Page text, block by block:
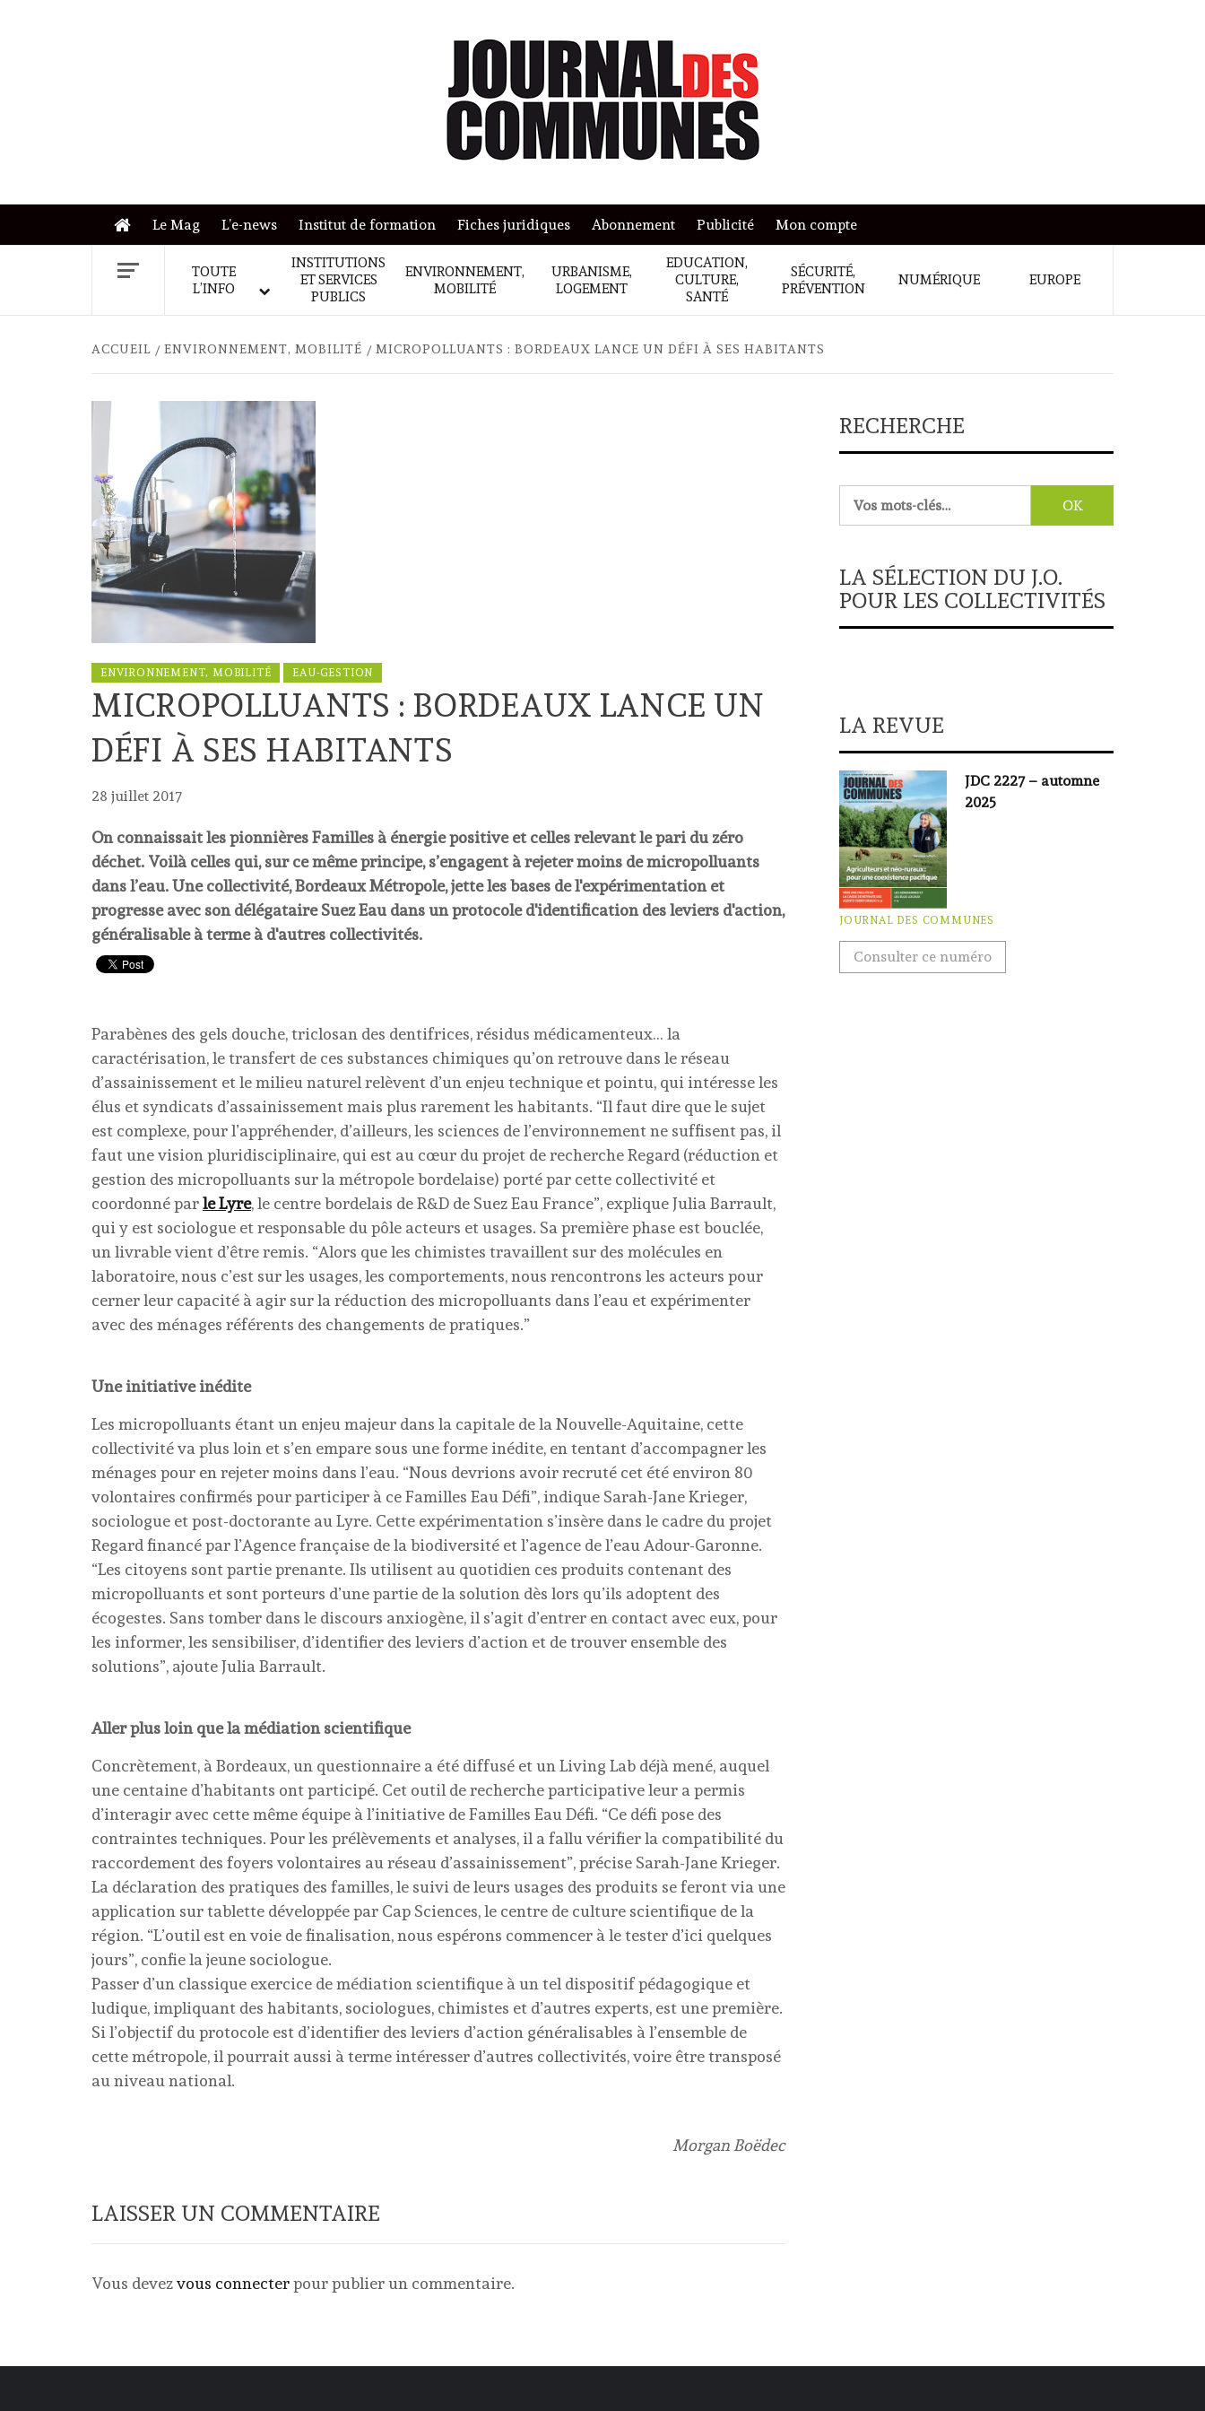
Le Mag L’e-news Institut de formation Fiches juridiques Abonnement Publicité Mon compte
TOUTE
L’INFO
INSTITUTIONS
ET SERVICES
PUBLICS
ENVIRONNEMENT,
MOBILITÉ
URBANISME,
LOGEMENT
EDUCATION,
CULTURE,
SANTÉ
SÉCURITÉ,
PRÉVENTION
NUMÉRIQUE EUROPE
ACCUEIL ENVIRONNEMENT, MOBILITÉ MICROPOLLUANTS : BORDEAUX LANCE UN DÉFI À SES HABITANTS
ENVIRONNEMENT, MOBILITÉ EAU-GESTION
MICROPOLLUANTS : BORDEAUX LANCE UN
DÉFI À SES HABITANTS
28 juillet 2017
On connaissait les pionnières Familles à énergie positive et celles relevant le pari du zéro
déchet. Voilà celles qui, sur ce même principe, s’engagent à rejeter moins de micropolluants
dans l’eau. Une collectivité, Bordeaux Métropole, jette les bases de l'expérimentation et
progresse avec son délégataire Suez Eau dans un protocole d'identification des leviers d'action,
généralisable à terme à d'autres collectivités.
Parabènes des gels douche, triclosan des dentifrices, résidus médicamenteux… la
caractérisation, le transfert de ces substances chimiques qu’on retrouve dans le réseau
d’assainissement et le milieu naturel relèvent d’un enjeu technique et pointu, qui intéresse les
élus et syndicats d’assainissement mais plus rarement les habitants. “Il faut dire que le sujet
est complexe, pour l’appréhender, d’ailleurs, les sciences de l’environnement ne suffisent pas, il
faut une vision pluridisciplinaire, qui est au cœur du projet de recherche Regard (réduction et
gestion des micropolluants sur la métropole bordelaise) porté par cette collectivité et
coordonné parle Lyre, le centre bordelais de R&D de Suez Eau France”, explique Julia Barrault,
qui y est sociologue et responsable du pôle acteurs et usages. Sa première phase est bouclée,
un livrable vient d’être remis. “Alors que les chimistes travaillent sur des molécules en
laboratoire, nous c’est sur les usages, les comportements, nous rencontrons les acteurs pour
cerner leur capacité à agir sur la réduction des micropolluants dans l’eau et expérimenter
avec des ménages référents des changements de pratiques.”
Une initiative inédite
Les micropolluants étant un enjeu majeur dans la capitale de la Nouvelle-Aquitaine, cette
collectivité va plus loin et s’en empare sous une forme inédite, en tentant d’accompagner les
ménages pour en rejeter moins dans l’eau. “Nous devrions avoir recruté cet été environ 80
volontaires confirmés pour participer à ce Familles Eau Défi”, indique Sarah-Jane Krieger,
sociologue et post-doctorante au Lyre. Cette expérimentation s’insère dans le cadre du projet
Regard financé par l’Agence française de la biodiversité et l’agence de l’eau Adour-Garonne.
“Les citoyens sont partie prenante. Ils utilisent au quotidien ces produits contenant des
micropolluants et sont porteurs d’une partie de la solution dès lors qu’ils adoptent des
écogestes. Sans tomber dans le discours anxiogène, il s’agit d’entrer en contact avec eux, pour
les informer, les sensibiliser, d’identifier des leviers d’action et de trouver ensemble des
solutions”, ajoute Julia Barrault.
Aller plus loin que la médiation scientifique
Concrètement, à Bordeaux, un questionnaire a été diffusé et un Living Lab déjà mené, auquel
une centaine d’habitants ont participé. Cet outil de recherche participative leur a permis
d’interagir avec cette même équipe à l’initiative de Familles Eau Défi. “Ce défi pose des
contraintes techniques. Pour les prélèvements et analyses, il a fallu vérifier la compatibilité du
raccordement des foyers volontaires au réseau d’assainissement”, précise Sarah-Jane Krieger.
La déclaration des pratiques des familles, le suivi de leurs usages des produits se feront via une
application sur tablette développée par Cap Sciences, le centre de culture scientifique de la
région. “L’outil est en voie de finalisation, nous espérons commencer à le tester d’ici quelques
jours”, confie la jeune sociologue.
Passer d’un classique exercice de médiation scientifique à un tel dispositif pédagogique et
ludique, impliquant des habitants, sociologues, chimistes et d’autres experts, est une première.
Si l’objectif du protocole est d’identifier des leviers d’action généralisables à l’ensemble de
cette métropole, il pourrait aussi à terme intéresser d’autres collectivités, voire être transposé
au niveau national.
Morgan Boëdec
LAISSER UN COMMENTAIRE
Vous devezvous connecterpour publier un commentaire.
RECHERCHE
LA SÉLECTION DU J.O.
POUR LES COLLECTIVITÉS
LA REVUE
JDC 2227 – automne
2025
JOURNAL DES COMMUNES
Consulter ce numéro